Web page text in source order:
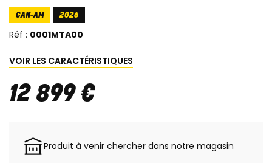
CAN-AM 2026
Réf : 0001MTA00
VOIR LES CARACTÉRISTIQUES
12 899€
Produit à venir chercher dans notre magasin